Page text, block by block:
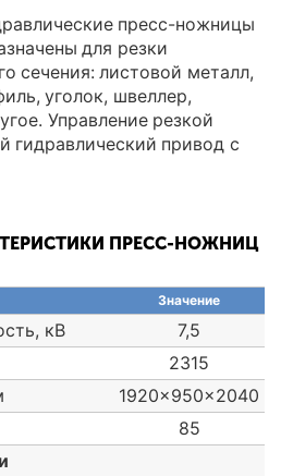
пресс-ножницы
для резки
сечения: листовой металл,
уголок, швеллер,
Управление резкой
гидравлический привод с
ПРЕСС-НОЖНИЦ
Значение
кВ
7,5
2315
1920x950x2040
85